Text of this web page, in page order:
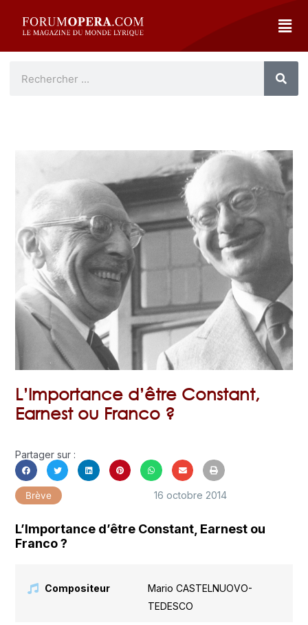
L’Importance d’être Constant,
Earnest ou Franco ?
Partager sur :
Brève 16 octobre 2014
L’Importance d’être Constant, Earnest ou
Franco ?
Compositeur
Mario CASTELNUOVO-
TEDESCO